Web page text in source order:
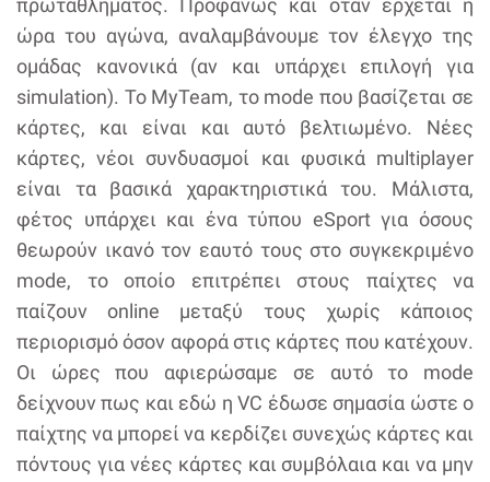
πρωταθλήματος. Προφανώς και όταν έρχεται η
ώρα του αγώνα, αναλαμβάνουμε τον έλεγχο της
ομάδας κανονικά (αν και υπάρχει επιλογή για
simulation). Το MyTeam, το mode που βασίζεται σε
κάρτες, και είναι και αυτό βελτιωμένο. Νέες
κάρτες, νέοι συνδυασμοί και φυσικά multiplayer
είναι τα βασικά χαρακτηριστικά του. Μάλιστα,
φέτος υπάρχει και ένα τύπου eSport για όσους
θεωρούν ικανό τον εαυτό τους στο συγκεκριμένο
mode, το οποίο επιτρέπει στους παίχτες να
παίζουν online μεταξύ τους χωρίς κάποιος
περιορισμό όσον αφορά στις κάρτες που κατέχουν.
Οι ώρες που αφιερώσαμε σε αυτό το mode
δείχνουν πως και εδώ η VC έδωσε σημασία ώστε ο
παίχτης να μπορεί να κερδίζει συνεχώς κάρτες και
πόντους για νέες κάρτες και συμβόλαια και να μην